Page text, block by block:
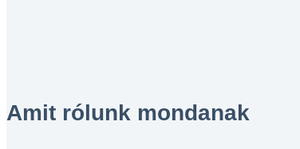
Amit rólunk mondanak